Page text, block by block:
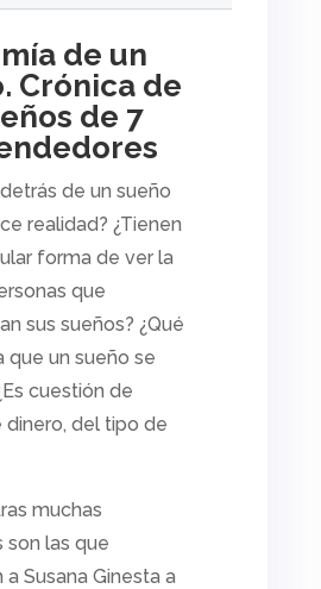
de un
Crónica de
de 7
de un sueño
realidad? ¿Tienen
forma de ver la
que
sus sueños? ¿Qué
que un sueño se
cuestión de
dinero, del tipo de
muchas
son las que
Susana Ginesta a